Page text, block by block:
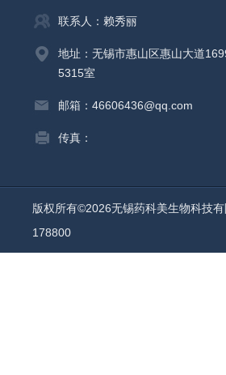
联系人：赖秀丽
地址：无锡市惠山区惠山大道
5315室
邮箱：46606436@qq.com
传真：
版权所有©2026无锡药科美生物科技
178800